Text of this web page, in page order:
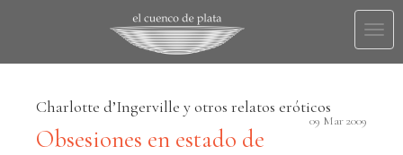
Charlotte d’Ingerville y otros relatos eróticos
09 Mar 2009
Obsesiones en estado de